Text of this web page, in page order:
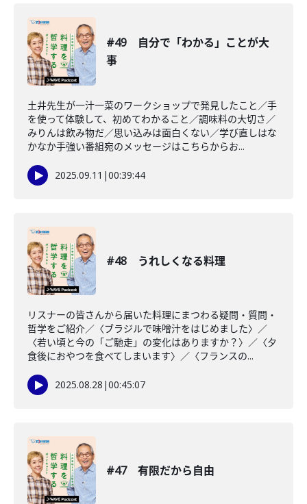
#49 自分で「わかる」ことが大
事
土井先生が一汁一菜のワークショップで発見したこと／手
を使って体験して、初めてわかること／調味料の大切さ／
みりんは飲み物だ／思い込みは面白くない／学び直しはな
かなか手強い番組宛のメッセージはこちらからお...
2025.09.11 |00:39:44
#48 うれしくなる料理
リスナーの皆さんから届いた料理にまつわる疑問・質問・
哲学をご紹介／〈ブラジルで味噌汁をはじめました〉／
〈若い頃と今の「ご馳走」の変化はありますか？〉／〈夕
食後におやつを食べてしまいます〉／〈フランスの...
2025.08.28 |00:45:07
#47 有限だから自由